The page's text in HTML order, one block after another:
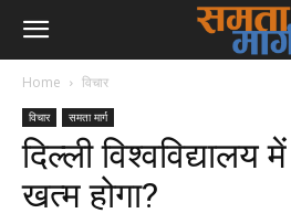
Home विचार
विचार समता मार्ग
दिल्ली विश्वविद्यालय
खत्म होगा?